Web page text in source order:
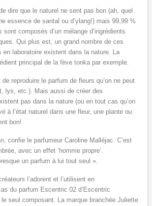
dire que le naturel ne sent pas bon (ah, quel
essence de santal ou d’ylang!) mais 99,99 %
composés d’un mélange d’ingrédients
Qui plus est, un grand nombre de ces
en laboratoire existent dans la nature. La
principal de la fève tonka par exemple.
reproduire le parfum de fleurs qu’on ne peut
lys, etc.). Mais aussi de créer des
pas dans la nature (ou en tout cas qu’on
à l’état naturel dans une fleur, une plante ou
bon!
confie le parfumeur Caroline Malléjac. C’est
avec un effet ‘homme propre’.
un parfum à lui tout seul ».
l’adorent et l’utilisent en
du parfum Escentric 02 d’Escentric
seul composant. La marque branchée Juliette